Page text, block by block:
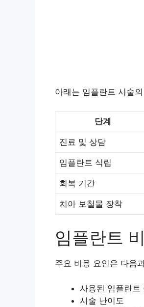
아래는 임플란트 시술
단계
진료 및 상담
임플란트 식립
회복 기간
치아 보철물 장착
임플란트
주요 비용 요인은 다음
사용된 임플란트
시술 난이도